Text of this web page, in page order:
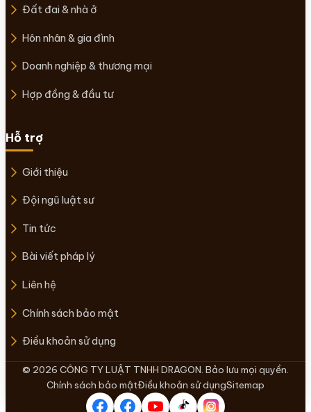
Đất đai & nhà ở
Hôn nhân & gia đình
Doanh nghiệp & thương mại
Hợp đồng & đầu tư
Hỗ trợ
Giới thiệu
Đội ngũ luật sư
Tin tức
Bài viết pháp lý
Liên hệ
Chính sách bảo mật
Điều khoản sử dụng
© 2026 CÔNG TY LUẬT TNHH DRAGON. Bảo lưu mọi quyền.
Chính sách bảo mậtĐiều khoản sử dụngSitemap